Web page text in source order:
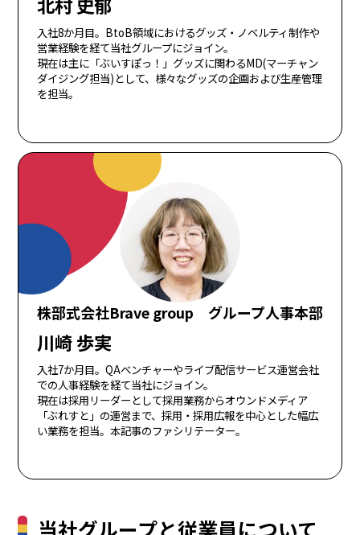
入社8か月目。BtoB領域におけるグッズ・ノベルティ制作や
営業経験を経て当社グループにジョイン。
現在は主に「ぶいすぽっ！」グッズに関わるMD(マーチャン
ダイジング担当)として、様々なグッズの企画および生産管理
を担当。
株部式会社Brave group グループ人事本部
川崎 歩実
入社7か月目。QAベンチャーやライブ配信サービス運営会社
での人事経験を経て当社にジョイン。
現在は採用リーダーとして採用業務からオウンドメディア
「ぶれすと」の運営まで、採用・採用広報を中心とした幅広
い業務を担当。本記事のファシリテーター。
当社グループと従業員について